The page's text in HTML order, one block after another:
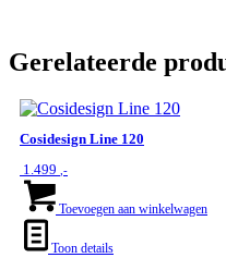
Gerelateerde
Cosidesign Line 120
1.499 ,-
Toevoegen aan winkelwagen
Toon details